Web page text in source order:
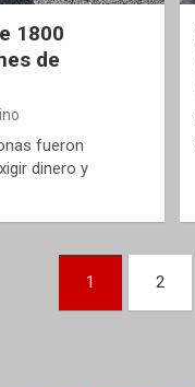
1800
de
fueron
dinero y
1 2